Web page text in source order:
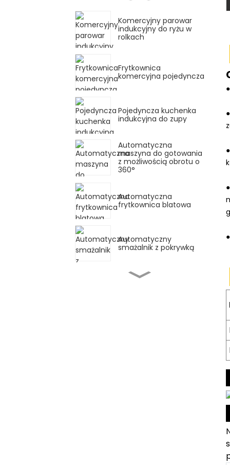
Komercyjny parowar
indukcyjny do ryżu w
rolkach
Frytkownica
komercyjna pojedyncza
Pojedyncza kuchenka
indukcyjna do zupy
Automatyczna
maszyna do gotowania
z możliwością obrotu o
360°
Automatyczna
frytkownica blatowa
Automatyczny
smażalnik z pokrywką
●